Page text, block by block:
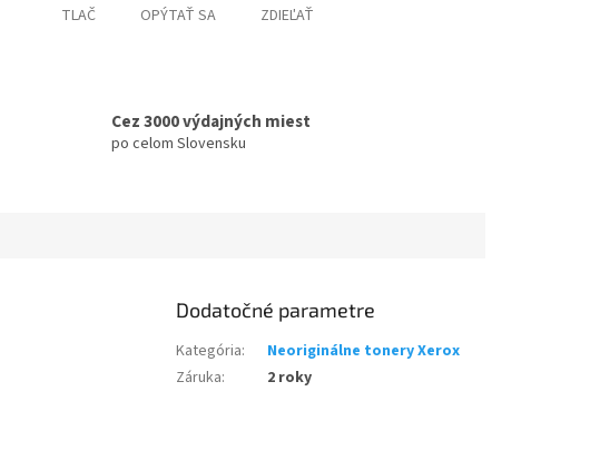
TLAČ OPÝTAŤ SA ZDIEĽAŤ
Cez 3000 výdajných miest
po celom Slovensku
Dodatočné parametre
Kategória:
Neoriginálne tonery Xerox
Záruka: 2 roky